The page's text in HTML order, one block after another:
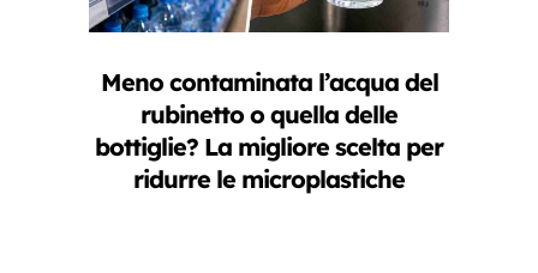
Meno contaminata l’acqua del
rubinetto o quella delle
bottiglie? La migliore scelta per
ridurre le microplastiche